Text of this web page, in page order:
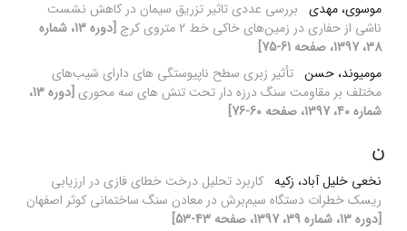
موسوی، مهدی بررسی عددی تاثیر تزریق سیمان در کاهش نشست
ناشی از حفاری در زمین‌های خاکی خط 2 متروی کرج
[دوره 13، شماره
38، 1397، صفحه 61-75]
مومیوند، حسن تأثیر زبری سطح ناپیوستگی های دارای شیب‌های
مختلف بر مقاومت سنگ درزه دار تحت تنش های سه محوری
[دوره 13،
شماره 40، 1397، صفحه 60-76]
ن
نخعی خلیل آباد، زکیه کاربرد تحلیل درخت خطای فازی در ارزیابی
ریسک خطرات دستگاه سیم‌برش در معادن سنگ ساختمانی کوثر اصفهان
[دوره 13، شماره 39، 1397، صفحه 43-53]